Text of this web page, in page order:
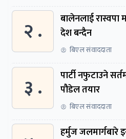
२ .
बालेनलाई रास्वपा
देश बन्दैन
बिएल संवाददाता
३ .
पार्टी नफुटाउने
पौडेल तयार
बिएल संवाददाता
हर्मुज